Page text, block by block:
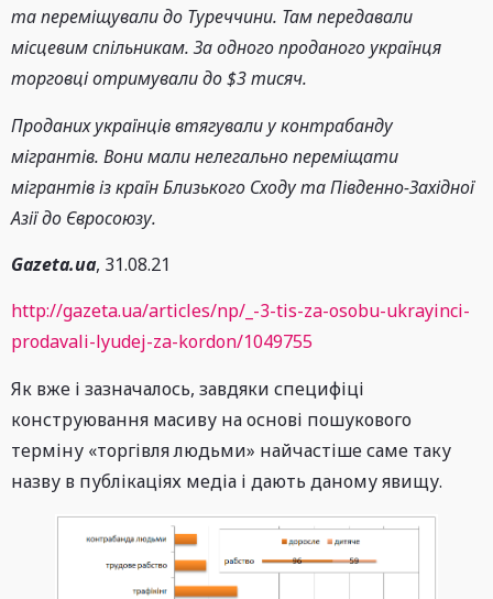
та переміщували до Туреччини. Там передавали
місцевим спільникам. За одного проданого українця
торговці отримували до $3 тисяч.
Проданих українців втягували у контрабанду
мігрантів. Вони мали нелегально переміщати
мігрантів із країн Близького Сходу та Південно-Західної
Азії до Євросоюзу.
Gazeta.ua, 31.08.21
http://gazeta.ua/articles/np/_-3-tis-za-osobu-ukrayinci-
prodavali-lyudej-za-kordon/1049755
Як вже і зазначалось, завдяки специфіці
конструювання масиву на основі пошукового
терміну «торгівля людьми» найчастіше саме таку
назву в публікаціях медіа і дають даному явищу.